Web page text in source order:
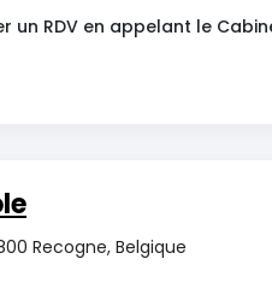
un RDV en appelant le
Recogne, Belgique